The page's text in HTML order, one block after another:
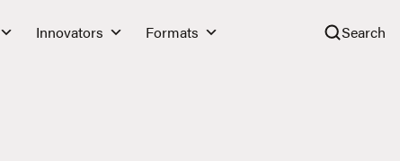
Innovators Formats Search